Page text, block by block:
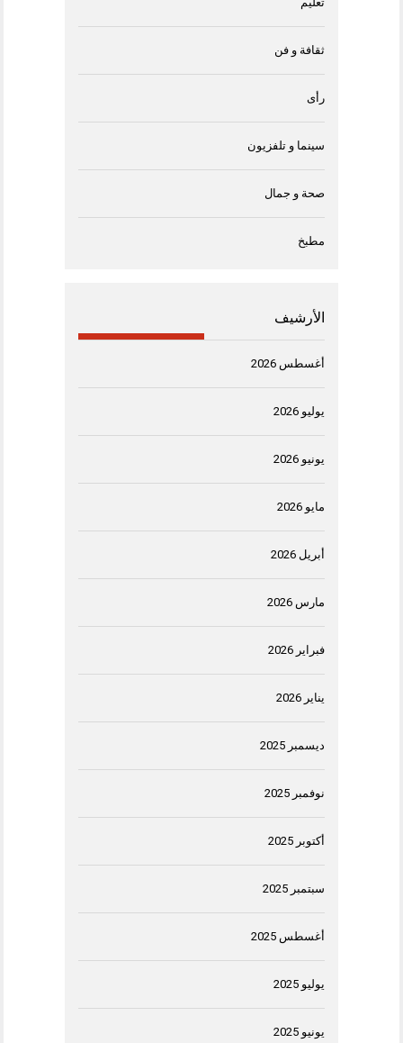
ثقافة و فن
رأى
سينما و تلفزيون
صحة و جمال
مطبخ
الأرشيف
أغسطس 2026
يوليو 2026
يونيو 2026
مايو 2026
أبريل 2026
مارس 2026
فبراير 2026
يناير 2026
ديسمبر 2025
نوفمبر 2025
أكتوبر 2025
سبتمبر 2025
أغسطس 2025
يوليو 2025
يونيو 2025